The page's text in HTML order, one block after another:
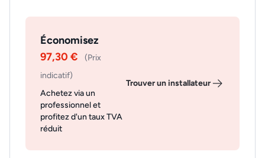
Économisez
97,30 €
(Prix
indicatif)
Achetez via un
professionnel et
profitez d'un taux TVA
réduit
Trouver un installateur